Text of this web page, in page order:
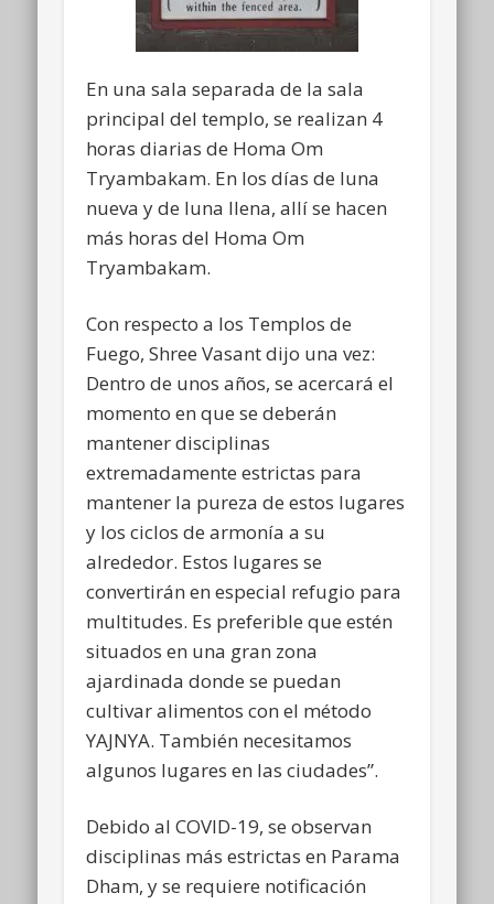
En una sala separada de la sala
principal del templo, se realizan 4
horas diarias de Homa Om
Tryambakam. En los días de luna
nueva y de luna llena, allí se hacen
más horas del Homa Om
Tryambakam.
Con respecto a los Templos de
Fuego, Shree Vasant dijo una vez:
Dentro de unos años, se acercará el
momento en que se deberán
mantener disciplinas
extremadamente estrictas para
mantener la pureza de estos lugares
y los ciclos de armonía a su
alrededor. Estos lugares se
convertirán en especial refugio para
multitudes. Es preferible que estén
situados en una gran zona
ajardinada donde se puedan
cultivar alimentos con el método
YAJNYA. También necesitamos
algunos lugares en las ciudades”.
Debido al COVID-19, se observan
disciplinas más estrictas en Parama
Dham, y se requiere notificación